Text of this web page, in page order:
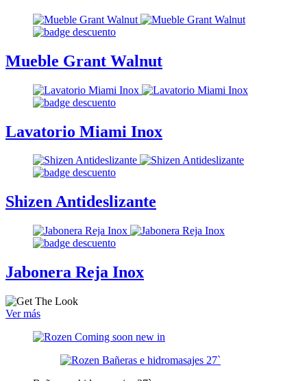
Mueble Grant Walnut
Lavatorio Miami Inox
Shizen Antideslizante
Jabonera Reja Inox
Ver más